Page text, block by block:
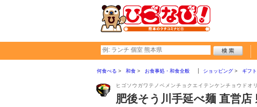
何食べる 和食 お食事処・和食全般 ショッピング ギフ
ヒゴソウガワテノベメンチョクエイテンケンチョウドオ
肥後そう川手延べ麺 直営店